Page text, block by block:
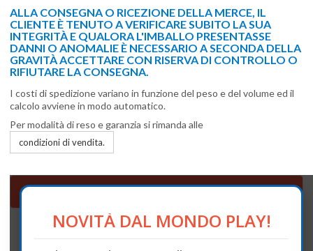
ALLA CONSEGNA O RICEZIONE DELLA MERCE, IL
CLIENTE È TENUTO A VERIFICARE SUBITO LA SUA
INTEGRITÀ E QUALORA L'IMBALLO PRESENTASSE
DANNI O ANOMALIE È NECESSARIO A SECONDA DELLA
GRAVITÀ ACCETTARE CON RISERVA DI CONTROLLO O
RIFIUTARE LA CONSEGNA.
I costi di spedizione variano in funzione del peso e del volume ed il
calcolo avviene in modo automatico.
Per modalità di reso e garanzia si rimanda alle
condizioni di vendita.
NOVITÀ DAL MONDO PLAY!
Categorie
Seguici su Facebook